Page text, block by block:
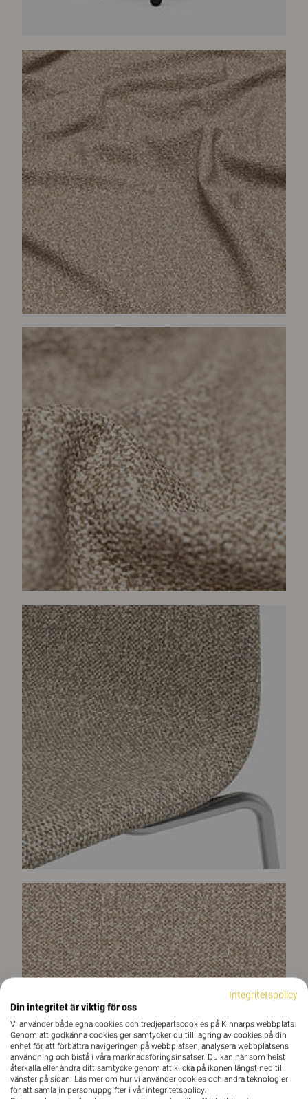
Integritetspolicy
Din integritet är viktig för oss
Vi använder både egna cookies och tredjepartscookies på Kinnarps webbplats.
Genom att godkänna cookies ger samtycker du till lagring av cookies på din
enhet för att förbättra navigeringen på webbplatsen, analysera webbplatsens
användning och bistå i våra marknadsföringsinsatser. Du kan när som helst
återkalla eller ändra ditt samtycke genom att klicka på ikonen längst ned till
vänster på sidan. Läs mer om hur vi använder cookies och andra teknologier
för att samla in personuppgifter i vår integritetspolicy.